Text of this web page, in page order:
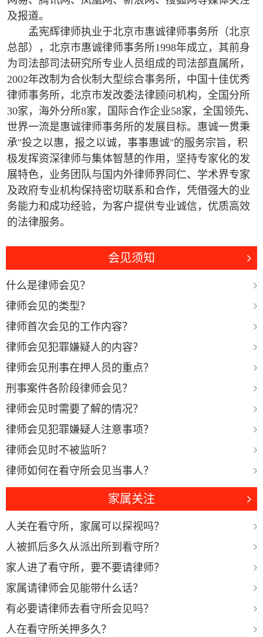
及报道。
孟宪辉律师执业于北京市惠诚律师事务所（北京
总部），北京市惠诚律师事务所1998年成立，其前身
为司法部司法研究所专业人员组成的司法部直属所，
2002年改制为合伙制大型综合事务所，中国十佳优秀
律师事务所，北京市发改委法律顾问机构，全国分所
30家，海外分所8家，国际合作企业58家，全国领先、
世界一流是惠诚律师事务所的发展目标。惠诚一贯秉
承"投之以惠，报之以诚，事事惠诚"的服务宗旨，积
极发挥资深律师与集体智慧的作用，坚持专家化的发
展特色，业务团队与国内外律师界同仁、学术界专家
及政府专业机构保持密切联系和合作，凭借强大的业
务能力和成功经验，为客户提供专业诚信，优质高效
的法律服务。
会见须知
什么是律师会见？
律师会见的类型？
律师首次会见的工作内容？
律师会见犯罪嫌疑人的内容？
律师会见刑事在押人员的重点？
刑事案件各阶段律师会见？
律师会见时需要了解的情况？
律师会见犯罪嫌疑人注意事项？
律师会见时不被监听？
律师如何在看守所会见当事人？
家属关注
人关在看守所，家属可以探视吗？
人被抓后多久从派出所到看守所？
家人进了看守所，要不要请律师？
家属请律师会见能带什么话？
有必要请律师去看守所会见吗？
人在看守所关押多久？